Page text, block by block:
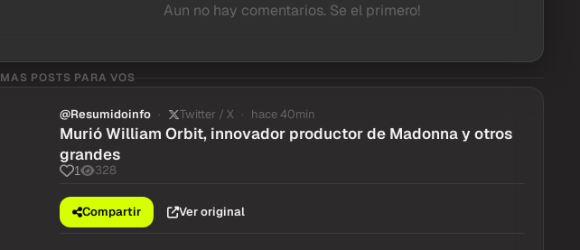
Aun no hay comentarios. Se el primero!
MAS POSTS PARA VOS
@Resumidoinfo Twitter / X hace 40min
Murió William Orbit, innovador productor de Madonna y otros
grandes
1 328
Compartir Ver original